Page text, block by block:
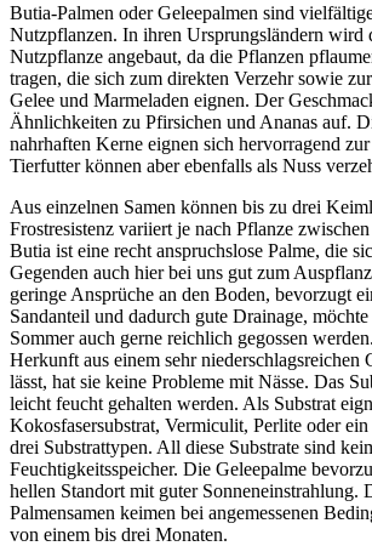
Butia-Palmen oder Geleepalmen sind
Nutzpflanzen. In ihren Ursprungsländern wird
Nutzpflanze angebaut, da die Pflanzen
tragen, die sich zum direkten Verzehr sowie
Gelee und Marmeladen eignen. Der
Ähnlichkeiten zu Pfirsichen und Ananas auf.
nahrhaften Kerne eignen sich hervorragend
Tierfutter können aber ebenfalls als Nuss
Aus einzelnen Samen können bis zu drei
Frostresistenz variiert je nach Pflanze
Butia ist eine recht anspruchslose Palme, die
Gegenden auch hier bei uns gut zum
geringe Ansprüche an den Boden, bevorzugt
Sandanteil und dadurch gute Drainage,
Sommer auch gerne reichlich gegossen
Herkunft aus einem sehr niederschlagsreichen
lässt, hat sie keine Probleme mit Nässe. Das
leicht feucht gehalten werden. Als Substrat
Kokosfasersubstrat, Vermiculit, Perlite oder ein
drei Substrattypen. All diese Substrate sind
Feuchtigkeitsspeicher. Die Geleepalme
hellen Standort mit guter Sonneneinstrahlung.
Palmensamen keimen bei angemessenen
von einem bis drei Monaten.